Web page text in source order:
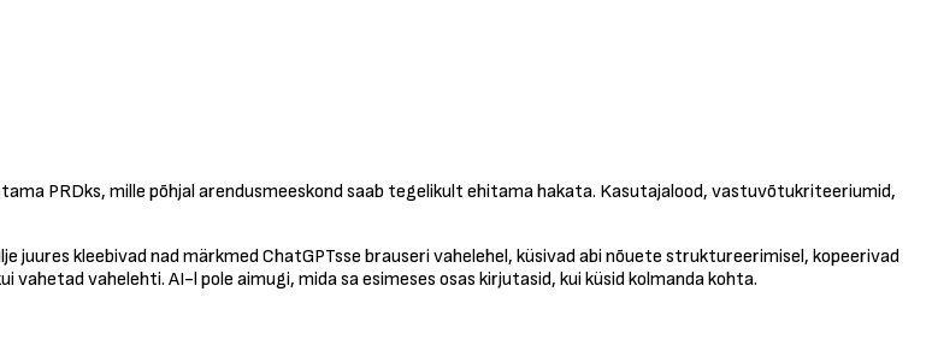
PRDks, mille põhjal arendusmeeskond saab tegelikult ehitama hakata. Kasutajalood, vastuvõtukriteeriumid,
juures kleebivad nad märkmed ChatGPTsse brauseri vahelehel, küsivad abi nõuete struktureerimisel, kopeerivad
vahelehti. AI-l pole aimugi, mida sa esimeses osas kirjutasid, kui küsid kolmanda kohta.